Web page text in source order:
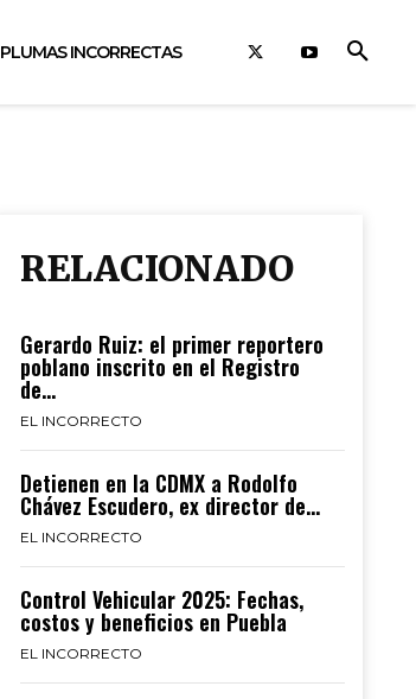
PLUMAS INCORRECTAS
RELACIONADO
Gerardo Ruiz: el primer reportero
poblano inscrito en el Registro
de...
EL INCORRECTO
Detienen en la CDMX a Rodolfo
Chávez Escudero, ex director de...
EL INCORRECTO
Control Vehicular 2025: Fechas,
costos y beneficios en Puebla
EL INCORRECTO